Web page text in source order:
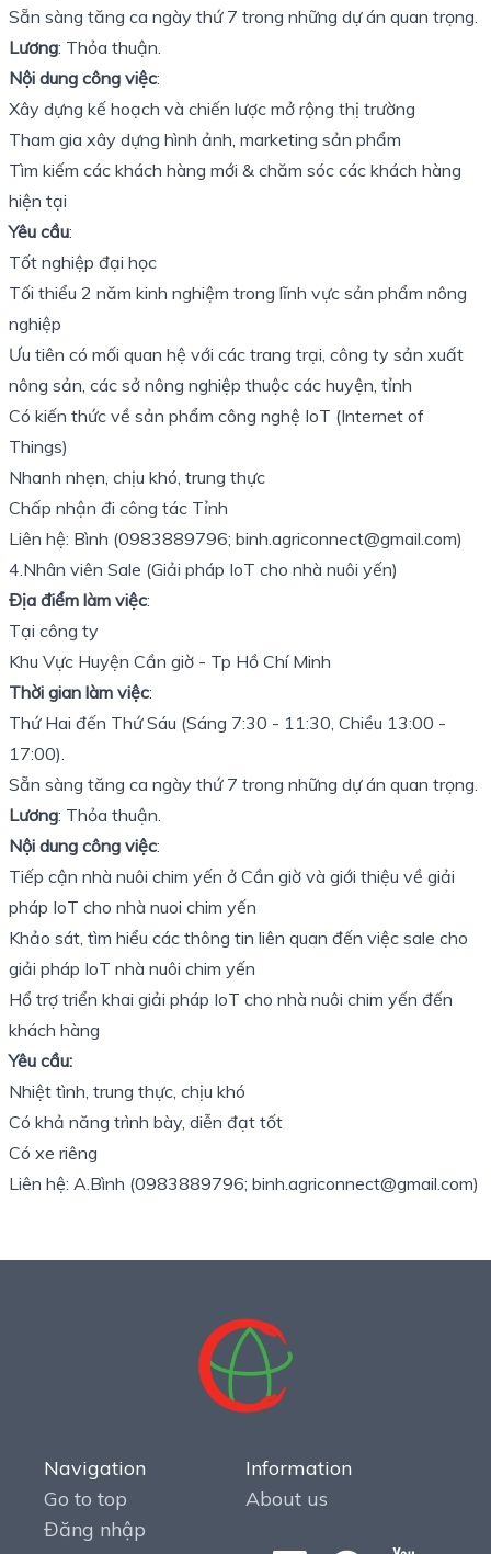
Sẵn sàng tăng ca ngày thứ 7 trong những dự án quan trọng.
Lương: Thỏa thuận.
Nội dung công việc:
Xây dựng kế hoạch và chiến lược mở rộng thị trường
Tham gia xây dựng hình ảnh, marketing sản phẩm
Tìm kiếm các khách hàng mới & chăm sóc các khách hàng
hiện tại
Yêu cầu:
Tốt nghiệp đại học
Tối thiểu 2 năm kinh nghiệm trong lĩnh vực sản phẩm nông
nghiệp
Ưu tiên có mối quan hệ với các trang trại, công ty sản xuất
nông sản, các sở nông nghiệp thuộc các huyện, tỉnh
Có kiến thức về sản phẩm công nghệ IoT (Internet of
Things)
Nhanh nhẹn, chịu khó, trung thực
Chấp nhận đi công tác Tỉnh
Liên hệ: Bình (0983889796; binh.agriconnect@gmail.com)
4.Nhân viên Sale (Giải pháp IoT cho nhà nuôi yến)
Địa điểm làm việc:
Tại công ty
Khu Vực Huyện Cần giờ - Tp Hồ Chí Minh
Thời gian làm việc:
Thứ Hai đến Thứ Sáu (Sáng 7:30 - 11:30, Chiều 13:00 -
17:00).
Sẵn sàng tăng ca ngày thứ 7 trong những dự án quan trọng.
Lương: Thỏa thuận.
Nội dung công việc:
Tiếp cận nhà nuôi chim yến ở Cần giờ và giới thiệu về giải
pháp IoT cho nhà nuoi chim yến
Khảo sát, tìm hiểu các thông tin liên quan đến việc sale cho
giải pháp IoT nhà nuôi chim yến
Hổ trợ triển khai giải pháp IoT cho nhà nuôi chim yến đến
khách hàng
Yêu cầu:
Nhiệt tình, trung thực, chịu khó
Có khả năng trình bày, diễn đạt tốt
Có xe riêng
Liên hệ: A.Bình (0983889796; binh.agriconnect@gmail.com)
Navigation
Go to top
Đăng nhập
Information
About us